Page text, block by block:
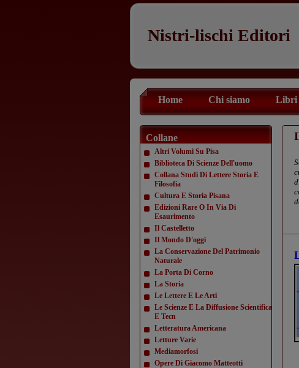
Nistri-lischi Editori
Home Chi siamo Libri
Collane
Altri Volumi Su Pisa
Biblioteca Di Scienze Dell'uomo
Collana Studi Di Lettere Storia E
Filosofia
Cultura E Storia Pisana
Edizioni Rare O In Via Di
Esaurimento
Il Castelletto
Il Mondo D'oggi
La Conservazione Del Patrimonio
Naturale
La Porta Di Corno
La Storia
Le Lettere E Le Arti
Le Scienze E La Diffusione Scientifica
E Tecn
Letteratura Americana
Letture Varie
Mediamorfosi
Opere Di Giacomo Matteotti